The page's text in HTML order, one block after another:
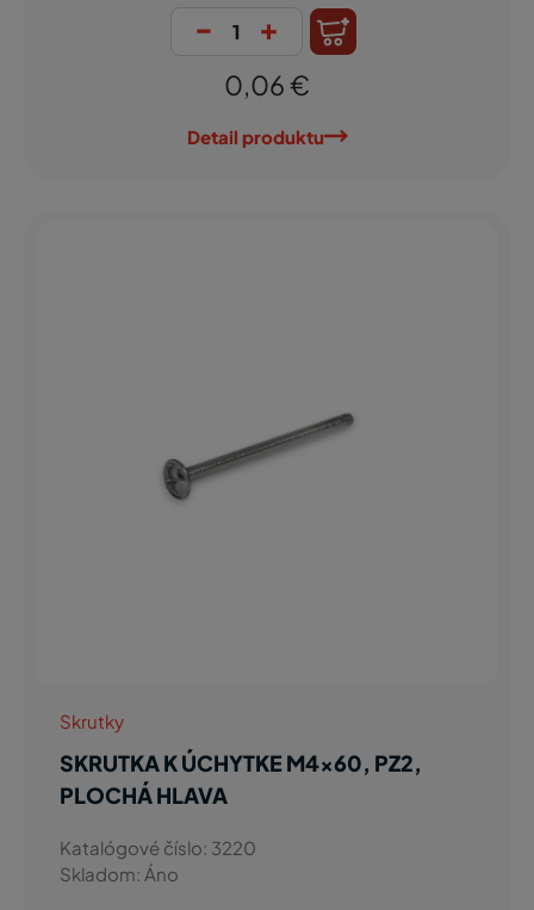
- +
0,06 €
Detail produktu
Skrutky
SKRUTKA K ÚCHYTKE M4x60, PZ2,
PLOCHÁ HLAVA
Katalógové číslo: 3220
Skladom: Áno